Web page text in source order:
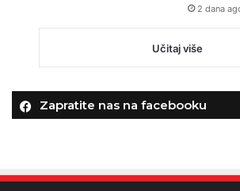
2 dana
Učitaj više
Zapratite nas na facebooku